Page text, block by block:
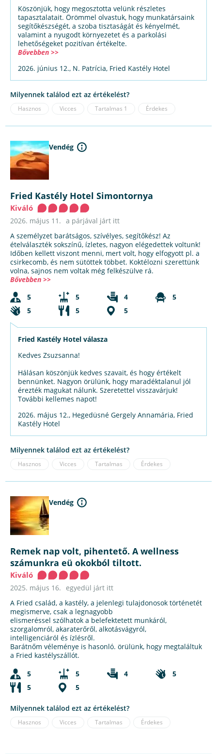
Köszönjük, hogy megosztotta velünk részletes
tapasztalatait. Örömmel olvastuk, hogy munkatársaink
segítőkészségét, a szoba tisztaságát és kényelmét,
valamint a nyugodt környezetet és a parkolási
lehetőségeket pozitívan értékelte.
Bővebben >>
2026. június 12., N. Patrícia, Fried Kastély Hotel
Milyennek találod ezt az értékelést?
Hasznos Vicces Tartalmas 1 Érdekes
Vendég
Fried Kastély Hotel Simontornya
Kiváló
2026. május 11. a párjával járt itt
A személyzet barátságos, szívélyes, segítőkész! Az
ételválaszték sokszínű, ízletes, nagyon elégedettek voltunk!
Időben kellett viszont menni, mert volt, hogy elfogyott pl. a
csirkecomb, és nem sütöttek többet. Koktélozni szerettünk
volna, sajnos nem voltak még felkészülve rá.
Bővebben >>
5
5 4
5
5
5 5
Fried Kastély Hotel válasza
Kedves Zsuzsanna!
Hálásan köszönjük kedves szavait, és hogy értékelt
bennünket. Nagyon örülünk, hogy maradéktalanul jól
érezték magukat nálunk. Szeretettel visszavárjuk!
További kellemes napot!
2026. május 12., Hegedüsné Gergely Annamária, Fried
Kastély Hotel
Milyennek találod ezt az értékelést?
Hasznos Vicces Tartalmas Érdekes
Vendég
Remek nap volt, pihentető. A wellness
számunkra eü okokból tiltott.
Kiváló
2025. május 16.
egyedül járt itt
A Fried család, a kastély, a jelenlegi tulajdonosok történetét
megismerve, csak a legnagyobb
elismeréssel szólhatok a belefektetett munkáról,
szorgalomról, akaraterőről, alkotásvágyról,
intelligenciáról és ízlésről.
Barátnőm véleménye is hasonló. örülünk, hogy megtaláltuk
a Fried kastélyszállót.
5
5 4
5
5
5
Milyennek találod ezt az értékelést?
Hasznos Vicces Tartalmas Érdekes